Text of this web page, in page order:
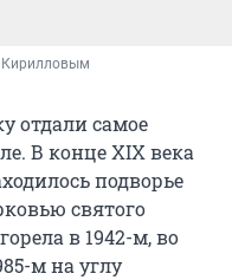
Кирилловым
отдали самое
В конце XIX века
подворье
святого
в 1942-м, во
м на углу